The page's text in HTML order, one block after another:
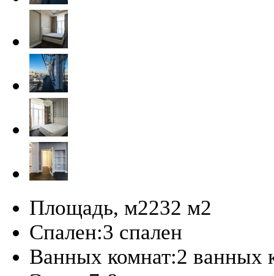
Площадь, м2232 м2
Спален:3 спален
Ванных комнат:2 ванных